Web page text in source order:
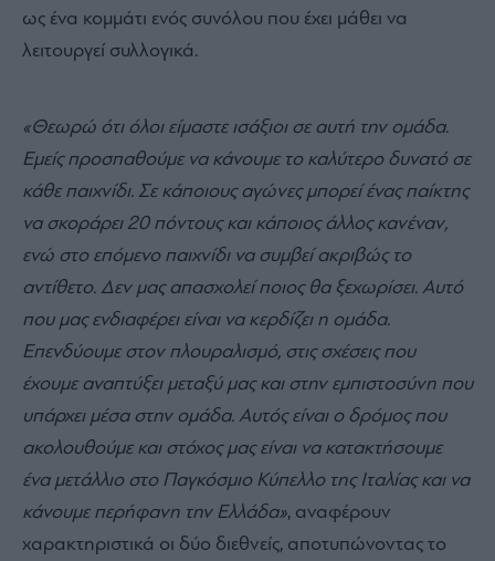
ως ένα κομμάτι ενός συνόλου που έχει μάθει να
λειτουργεί συλλογικά.
«Θεωρώ ότι όλοι είμαστε ισάξιοι σε αυτή την ομάδα.
Εμείς προσπαθούμε να κάνουμε το καλύτερο δυνατό σε
κάθε παιχνίδι. Σε κάποιους αγώνες μπορεί ένας παίκτης
να σκοράρει 20 πόντους και κάποιος άλλος κανέναν,
ενώ στο επόμενο παιχνίδι να συμβεί ακριβώς το
αντίθετο. Δεν μας απασχολεί ποιος θα ξεχωρίσει. Αυτό
που μας ενδιαφέρει είναι να κερδίζει η ομάδα.
Επενδύουμε στον πλουραλισμό, στις σχέσεις που
έχουμε αναπτύξει μεταξύ μας και στην εμπιστοσύνη που
υπάρχει μέσα στην ομάδα. Αυτός είναι ο δρόμος που
ακολουθούμε και στόχος μας είναι να κατακτήσουμε
ένα μετάλλιο στο Παγκόσμιο Κύπελλο της Ιταλίας και να
κάνουμε περήφανη την Ελλάδα», αναφέρουν
χαρακτηριστικά οι δύο διεθνείς, αποτυπώνοντας το